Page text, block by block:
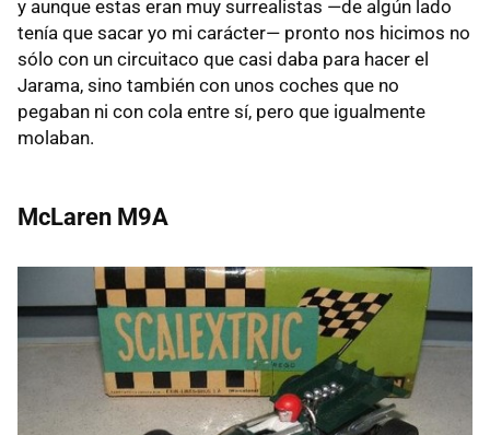
y aunque estas eran muy surrealistas —de algún lado
tenía que sacar yo mi carácter— pronto nos hicimos no
sólo con un circuitaco que casi daba para hacer el
Jarama, sino también con unos coches que no
pegaban ni con cola entre sí, pero que igualmente
molaban.
McLaren M9A